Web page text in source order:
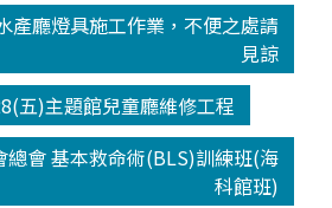
產廳燈具施工作業，不便之處請
見諒
五)主題館兒童廳維修工程
總會 基本救命術(BLS)訓練班(海
科館班)